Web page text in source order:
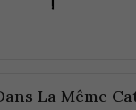
La Même